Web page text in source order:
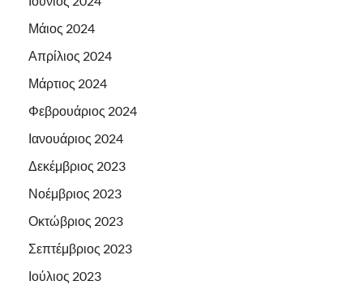
Μάιος 2024
Απρίλιος 2024
Μάρτιος 2024
Φεβρουάριος 2024
Ιανουάριος 2024
Δεκέμβριος 2023
Νοέμβριος 2023
Οκτώβριος 2023
Σεπτέμβριος 2023
Ιούλιος 2023